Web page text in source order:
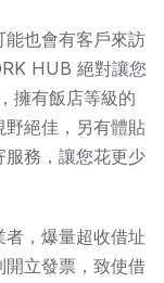
也會有客戶來訪
HUB 絕對讓您
擁有飯店等級的
絕佳，另有體貼
服務，讓您花更少
，爆量超收借址
立發票，致使借